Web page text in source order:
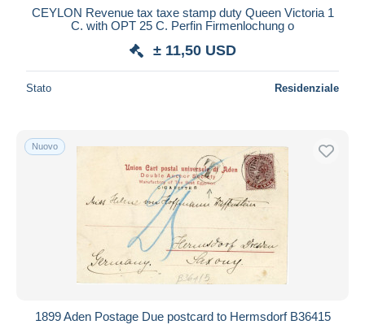
CEYLON Revenue tax taxe stamp duty Queen Victoria 1
C. with OPT 25 C. Perfin Firmenlochung o
± 11,50 USD
Stato Residenziale
Nuovo
1899 Aden Postage Due postcard to Hermsdorf B36415